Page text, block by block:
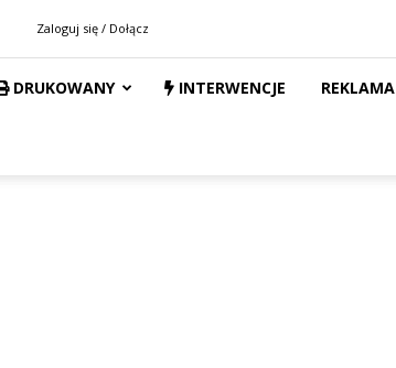
Zaloguj się / Dołącz
DRUKOWANY INTERWENCJE REKLAMA